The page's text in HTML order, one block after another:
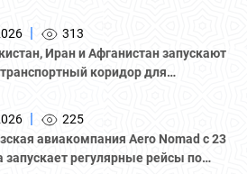
палатой предпринимателей
"Атамекен."
|
313
Иран и Афганистан запускают
коридор для
|
225
авиакомпания Aero Nomad с 23
запускает регулярные рейсы по